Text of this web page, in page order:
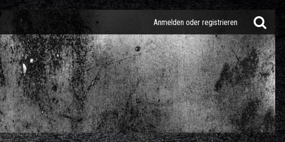
Anmelden oder registrieren